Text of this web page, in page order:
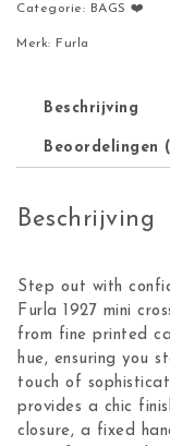
Categorie: BAGS ❤️
Merk: Furla
Beschrijving
Beoordelingen
Beschrijving
Step out with
Furla 1927 mini
from fine printed
hue, ensuring you
touch of
provides a chic
closure, a fixed